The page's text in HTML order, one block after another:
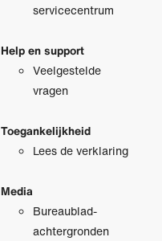
servicecentrum
Help en support
Veelgestelde
vragen
Toegankelijkheid
Lees de verklaring
Media
Bureaublad­
achtergronden